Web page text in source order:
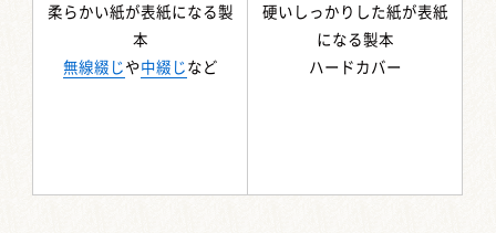
柔らかい紙が表紙になる製
本
無線綴じ や中綴じ など
硬いしっかりした紙が表紙
になる製本
ハードカバー